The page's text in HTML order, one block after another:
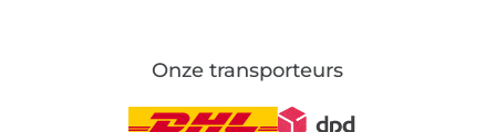
Onze transporteurs